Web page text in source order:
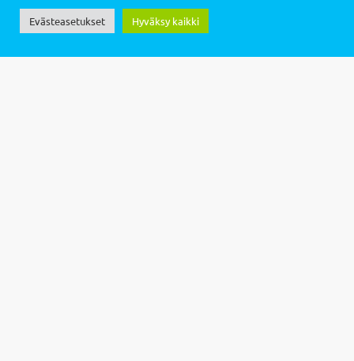
Lähetä viesti asiantuntijalle
Evästeasetukset Hyväksy kaikki